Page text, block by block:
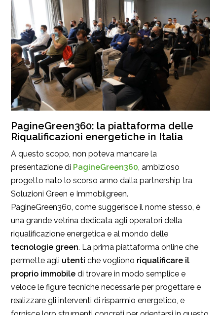
PagineGreen360: la piattaforma delle
Riqualificazioni energetiche in Italia
A questo scopo, non poteva mancare la
presentazione di PagineGreen360 , ambizioso
progetto nato lo scorso anno dalla partnership tra
Soluzioni Green e Immobilgreen.
PagineGreen360, come suggerisce il nome stesso, è
una grande vetrina dedicata agli operatori della
riqualificazione energetica e al mondo delle
tecnologie green. La prima piattaforma online che
permette agli utenti che vogliono riqualificare il
proprio immobile di trovare in modo semplice e
veloce le figure tecniche necessarie per progettare e
realizzare gli interventi di risparmio energetico, e